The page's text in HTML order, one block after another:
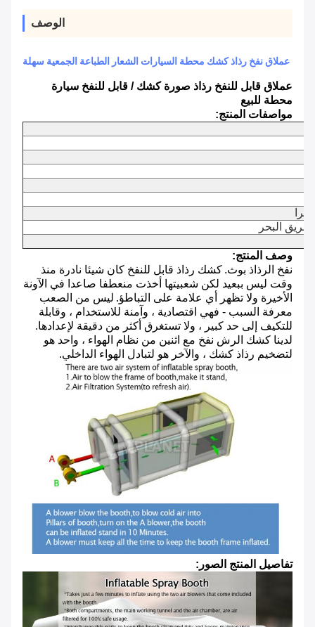
الوصف
عملاق نفخ رذاذ كشك محطة السيارات الشعار الطباعة الجمعية سهلة
عملاق قابل للنفخ رذاذ صورة كشك / قابل للنفخ سيارة
محطة للبيع
مواصفات المنتج:
البحر
وصف المنتج:
نفخ الرذاذ بوث. كشك رذاذ قابل للنفخ كان شيئا نادرة منذ
وقت ليس ببعيد لكن شعبيتها أخذت منعطفا صاعدا في الآونة
الأخيرة ولا تظهر أي علامة على التباطؤ. ليس من الصعب
معرفة السبب - فهي اقتصادية ، وآمنة للاستخدام ، وقابلة
للتكيف إلى حد كبير ، ولا تستغرق أكثر من دقيقة لإعدادها.
لدينا كشك الرش نفخ مع اثنين من نظام الهواء ، واحد هو
لتضخيم رذاذ كشك ، والآخر هو لتبادل الهواء الداخلي.
تفاصيل المنتج الصور: